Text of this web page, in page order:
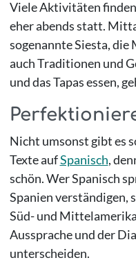
Viele Aktivitäten
eher abends statt.
sogenannte Siesta,
auch Traditionen und
und das Tapas essen,
Nicht umsonst gibt es
Texte aufSpanisch,
schön. Wer Spanisch
Spanien verständigen,
Süd- und
Aussprache und der
unterscheiden.